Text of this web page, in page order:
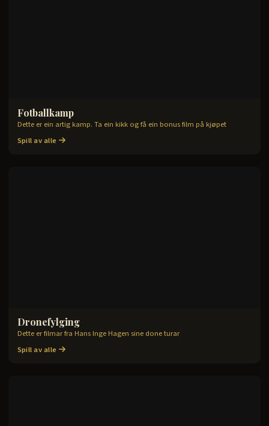
2
filmer
Fotballkamp
Dette er ein artig kamp. Ta ein kikk og få ein bonus film på kjøpet
Spill av alle
4
filmer
Dronefylging
Dette er filmar fra Hans Inge Hagen sine done turar
Spill av alle